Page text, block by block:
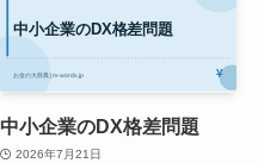
中小企業のDX格差問題
2026年7月21日